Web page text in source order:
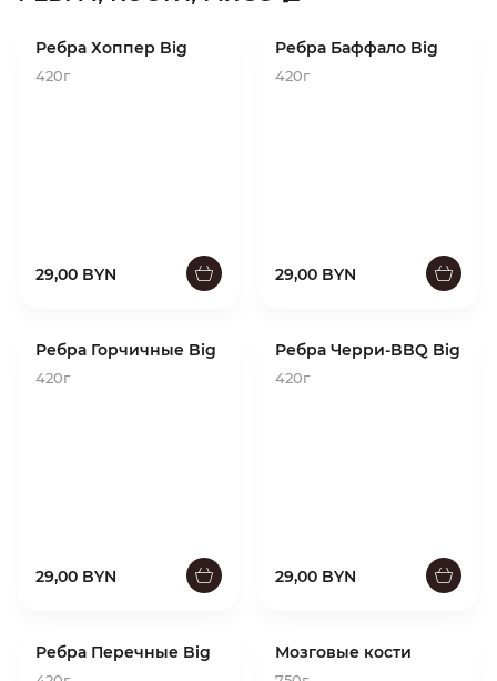
Ребра Хоппер Big
420г
29,00 BYN
Ребра Баффало Big
420г
29,00 BYN
Ребра Горчичные Big
420г
29,00 BYN
Ребра Черри-BBQ Big
420г
29,00 BYN
Ребра Перечные Big Мозговые кости